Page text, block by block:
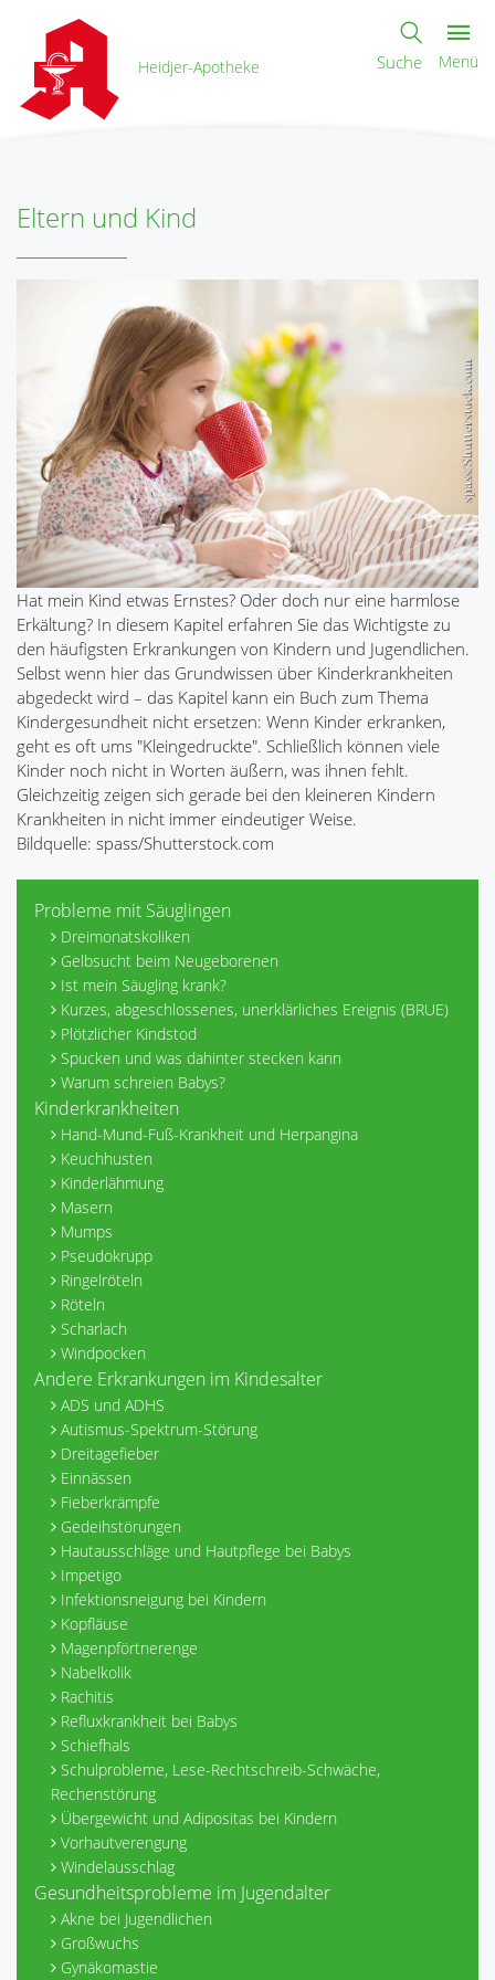
Heidjer-Apotheke Suche Menü
Eltern und Kind
Hat mein Kind etwas Ernstes? Oder doch nur eine harmlose
Erkältung? In diesem Kapitel erfahren Sie das Wichtigste zu
den häufigsten Erkrankungen von Kindern und Jugendlichen.
Selbst wenn hier das Grundwissen über Kinderkrankheiten
abgedeckt wird – das Kapitel kann ein Buch zum Thema
Kindergesundheit nicht ersetzen: Wenn Kinder erkranken,
geht es oft ums "Kleingedruckte". Schließlich können viele
Kinder noch nicht in Worten äußern, was ihnen fehlt.
Gleichzeitig zeigen sich gerade bei den kleineren Kindern
Krankheiten in nicht immer eindeutiger Weise.
Bildquelle: spass/Shutterstock.com
Probleme mit Säuglingen
Dreimonatskoliken
Gelbsucht beim Neugeborenen
Ist mein Säugling krank?
Kurzes, abgeschlossenes, unerklärliches Ereignis (BRUE)
Plötzlicher Kindstod
Spucken und was dahinter stecken kann
Warum schreien Babys?
Kinderkrankheiten
Hand-Mund-Fuß-Krankheit und Herpangina
Keuchhusten
Kinderlähmung
Masern
Mumps
Pseudokrupp
Ringelröteln
Röteln
Scharlach
Windpocken
Andere Erkrankungen im Kindesalter
ADS und ADHS
Autismus-Spektrum-Störung
Dreitagefieber
Einnässen
Fieberkrämpfe
Gedeihstörungen
Hautausschläge und Hautpflege bei Babys
Impetigo
Infektionsneigung bei Kindern
Kopfläuse
Magenpförtnerenge
Nabelkolik
Rachitis
Refluxkrankheit bei Babys
Schiefhals
Schulprobleme, Lese-Rechtschreib-Schwäche,
Rechenstörung
Übergewicht und Adipositas bei Kindern
Vorhautverengung
Windelausschlag
Gesundheitsprobleme im Jugendalter
Akne bei Jugendlichen
Großwuchs
Gynäkomastie